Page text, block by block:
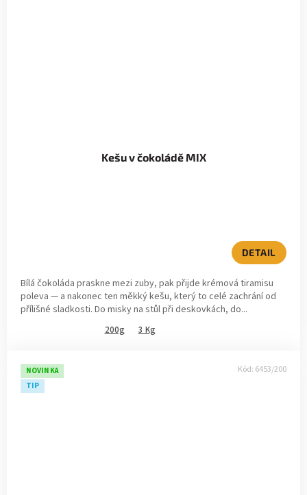
Kešu v čokoládě MIX
DETAIL
Bílá čokoláda praskne mezi zuby, pak přijde krémová tiramisu
poleva — a nakonec ten měkký kešu, který to celé zachrání od
přílišné sladkosti. Do misky na stůl při deskovkách, do...
200g 3 Kg
NOVINKA
TIP
Kód: 6453/200